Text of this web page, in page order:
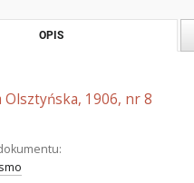
OPIS
Olsztyńska, 1906, nr 8